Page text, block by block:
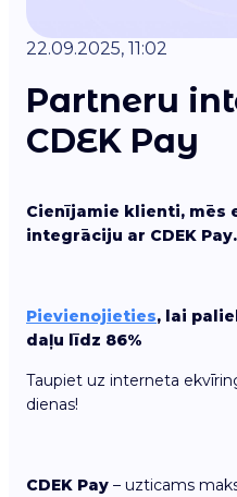
22.09.2025, 11:02
Partneru
CDEK Pay
Cienījamie klienti, mēs
integrāciju ar CDEK Pay.
Pievienojieties, lai
daļu līdz 86%
Taupiet uz interneta
dienas!
CDEK Pay – uzticams